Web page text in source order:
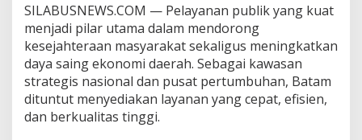
S
t
r
a
t
e
SILABUSNEWS.COM — Pelayanan publik yang kuat
menjadi pilar utama dalam mendorong
kesejahteraan masyarakat sekaligus meningkatkan
daya saing ekonomi daerah. Sebagai kawasan
strategis nasional dan pusat pertumbuhan, Batam
dituntut menyediakan layanan yang cepat, efisien,
dan berkualitas tinggi.